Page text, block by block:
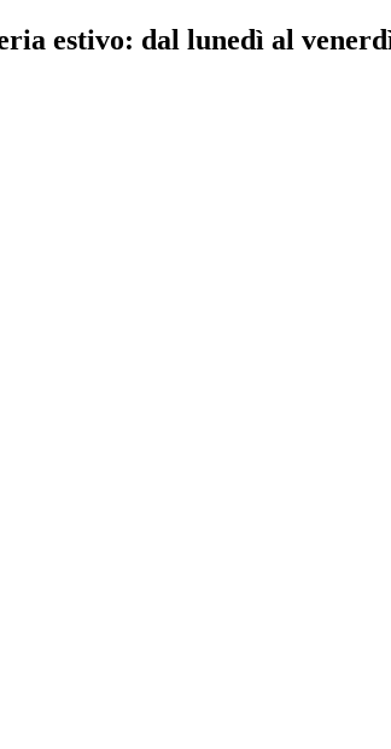
estivo: dal lunedì al